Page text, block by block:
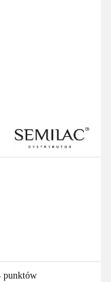
punktów